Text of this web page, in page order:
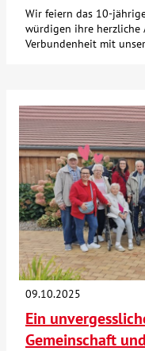
Wir feiern das 10-
würdigen ihre herzliche
Verbundenheit mit
09.10.2025
Ein
Gemeinschaft